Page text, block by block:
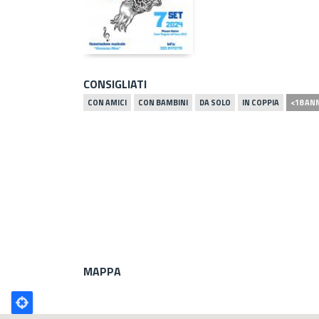
CONSIGLIATI
CON AMICI CON BAMBINI DA SOLO IN COPPIA <18
MAPPA
Poligono